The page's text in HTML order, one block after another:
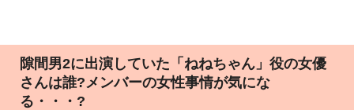
隙間男2に出演していた「ねねちゃん」役の女優
さんは誰?メンバーの女性事情が気にな
る・・・?